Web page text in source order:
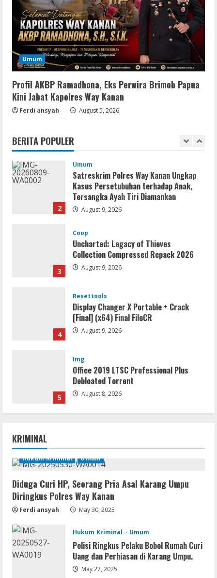
Umum
Profil AKBP Ramadhona, Eks Perwira Brimob Papua
Kini Jabat Kapolres Way Kanan
Ferdi ansyah August 5, 2026
BERITA POPULER
4 August 9, 2026
5
Img
Office 2019 LTSC Professional Plus
Debloated Tоrrеnt
August 8, 2026
1
Movies
CAMRip 4KUHD AVC Dual Audio Torr𝐞nt
Satreskrim Polres Way Kanan Ungkap
Kasus Persetubuhan terhadap Anak,
Tersangka Ayah Tiri Diamankan
August 9, 2026
Uncharted: Legacy of Thieves
Collection Compressed Repack 2026
August 9, 2026
Display Changer X Portable + Crack
[Final] (x64) Final FileCR
August 9, 2026
Office 2019 LTSC Professional Plus
Debloated Tоrrеnt
August 8, 2026
1
2
Satreskrim Polres Way Kanan Ungkap
Kasus Persetubuhan terhadap Anak,
Tersangka Ayah Tiri Diamankan
August 9, 2026
Uncharted: Legacy of Thieves
Collection Compressed Repack 2026
August 9, 2026
KRIMINAL
Hukum Kriminal Umum
Diduga Curi HP, Seorang Pria Asal Karang Umpu
Diringkus Polres Way Kanan
Ferdi ansyah May 30, 2025
Hukum Kriminal Umum
Polisi Ringkus Pelaku Bobol Rumah Curi
Uang dan Perhiasan di Karang Umpu.
May 27, 2025